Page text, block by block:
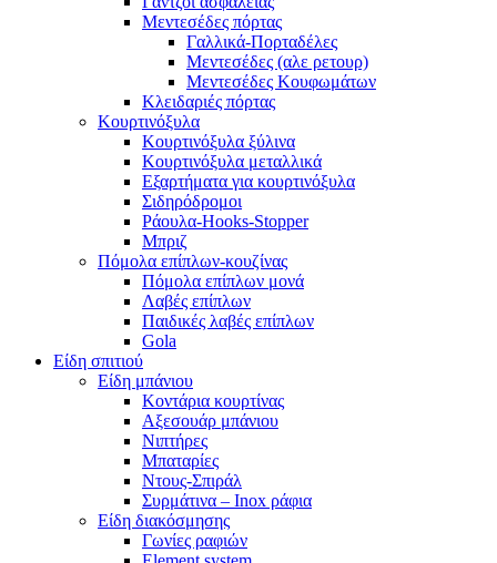
Μεντεσέδες πόρτας
Γαλλικά-Πορταδέλες
Μεντεσέδες (αλε ρετουρ)
Μεντεσέδες Κουφωμάτων
Κλειδαριές πόρτας
Κουρτινόξυλα
Κουρτινόξυλα ξύλινα
Κουρτινόξυλα μεταλλικά
Εξαρτήματα για κουρτινόξυλα
Σιδηρόδρομοι
Ράουλα-Hooks-Stopper
Μπριζ
Πόμολα επίπλων-κουζίνας
Πόμολα επίπλων μονά
Λαβές επίπλων
Παιδικές λαβές επίπλων
Gola
Είδη σπιτιού
Είδη μπάνιου
Κοντάρια κουρτίνας
Αξεσουάρ μπάνιου
Νιπτήρες
Μπαταρίες
Ντους-Σπιράλ
Συρμάτινα – Inox ράφια
Είδη διακόσμησης
Γωνίες ραφιών